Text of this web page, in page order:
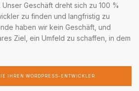
Geschäft dreht sich zu 100 %
zu finden und langfristig zu
haben wir kein Geschäft, und
Ziel, ein Umfeld zu schaffen, in dem
IHREN WORDPRESS-ENTWICKLER